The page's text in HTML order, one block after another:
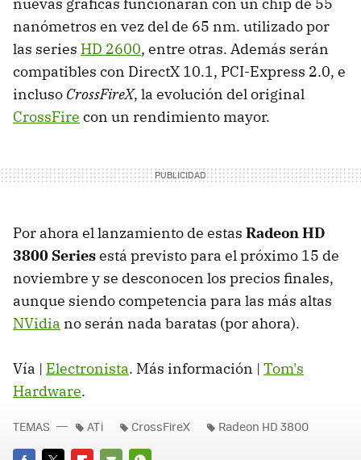
nanómetros en vez del de 65 nm. utilizado por
las series HD 2600, entre otras. Además serán
compatibles con DirectX 10.1, PCI-Express 2.0, e
incluso CrossFireX, la evolución del original
CrossFire con un rendimiento mayor.
Por ahora el lanzamiento de estas Radeon HD
3800 Seriesestá previsto para el próximo 15 de
noviembre y se desconocen los precios finales,
aunque siendo competencia para las más altas
NVidia no serán nada baratas (por ahora).
Vía | Electronista. Más información | Tom's
Hardware.
TEMAS ATi CrossFireX Radeon HD 3800